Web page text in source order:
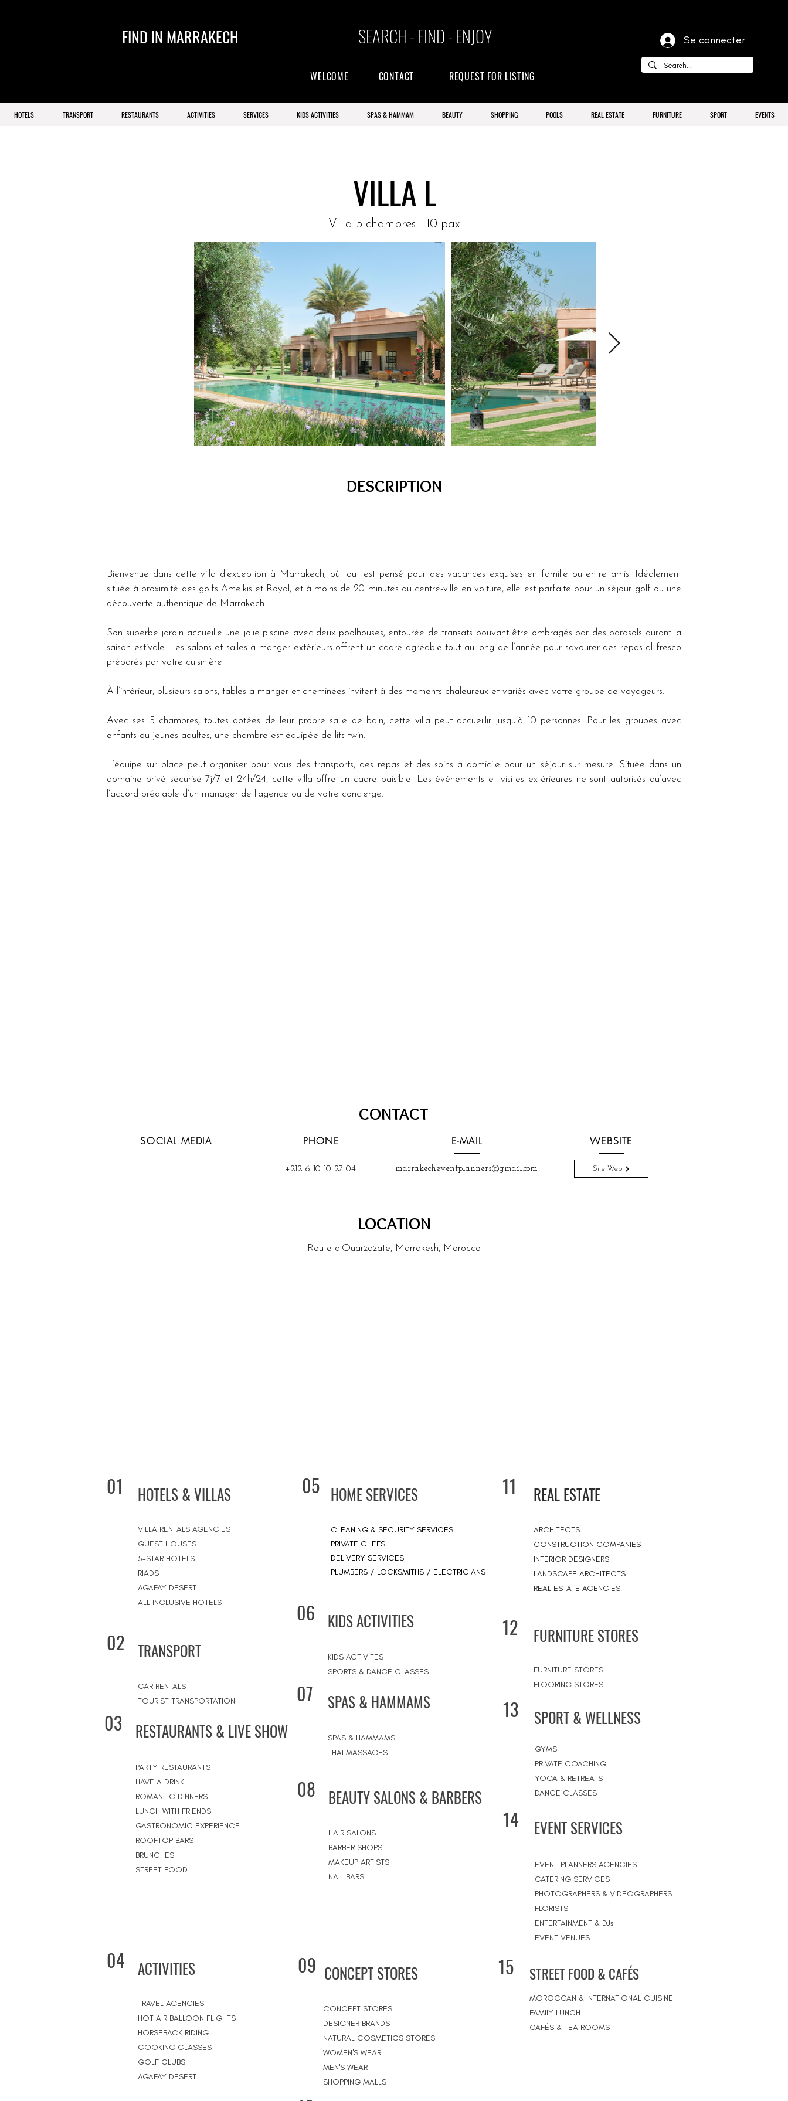
FIND IN MARRAKECH SEARCH - FIND - ENJOY
WELCOME CONTACT REQUEST FOR LISTING
Se connecter
HOTELS TRANSPORT RESTAURANTS ACTIVITIES SERVICES KIDS ACTIVITIES SPAS & HAMMAM BEAUTY SHOPPING POOLS REAL ESTATE FURNITURE SPORT EVENTS
VILLA L
Villa 5 chambres - 10 pax
DESCRIPTION
Bienvenue dans cette villa d’exception à Marrakech, où tout est pensé pour des vacances exquises en famille ou entre amis. Idéalement
située à proximité des golfs Amelkis et Royal, et à moins de 20 minutes du centre-ville en voiture, elle est parfaite pour un séjour golf ou une
découverte authentique de Marrakech.
Son superbe jardin accueille une jolie piscine avec deux poolhouses, entourée de transats pouvant être ombragés par des parasols durant la
saison estivale. Les salons et salles à manger extérieurs offrent un cadre agréable tout au long de l’année pour savourer des repas al fresco
préparés par votre cuisinière.
À l’intérieur, plusieurs salons, tables à manger et cheminées invitent à des moments chaleureux et variés avec votre groupe de voyageurs.
Avec ses 5 chambres, toutes dotées de leur propre salle de bain, cette villa peut accueillir jusqu’à 10 personnes. Pour les groupes avec
enfants ou jeunes adultes, une chambre est équipée de lits twin.
L’équipe sur place peut organiser pour vous des transports, des repas et des soins à domicile pour un séjour sur mesure. Située dans un
domaine privé sécurisé 7j/7 et 24h/24, cette villa offre un cadre paisible. Les événements et visites extérieures ne sont autorisés qu’avec
l’accord préalable d’un manager de l’agence ou de votre concierge.
CONTACT
SOCIAL MEDIA PHONE E-MAIL WEBSITE
+212 6 10 10 27 04 marrakecheventplanners@gmail.com Site Web
LOCATION
Route d'Ouarzazate, Marrakesh, Morocco
01 HOTELS & VILLAS
VILLA RENTALS AGENCIES
GUEST HOUSES
5-STAR HOTELS
RIADS
AGAFAY DESERT
ALL INCLUSIVE HOTELS
02 TRANSPORT
CAR RENTALS
TOURIST TRANSPORTATION
03 RESTAURANTS & LIVE SHOW
PARTY RESTAURANTS
HAVE A DRINK
ROMANTIC DINNERS
LUNCH WITH FRIENDS
GASTRONOMIC EXPERIENCE
ROOFTOP BARS
BRUNCHES
STREET FOOD
04 ACTIVITIES
TRAVEL AGENCIES
HOT AIR BALLOON FLIGHTS
HORSEBACK RIDING
COOKING CLASSES
GOLF CLUBS
AGAFAY DESERT
05 HOME SERVICES
CLEANING & SECURITY SERVICES
PRIVATE CHEFS
DELIVERY SERVICES
PLUMBERS / LOCKSMITHS / ELECTRICIANS
11 REAL ESTATE
ARCHITECTS
CONSTRUCTION COMPANIES
INTERIOR DESIGNERS
LANDSCAPE ARCHITECTS
REAL ESTATE AGENCIES
06 KIDS ACTIVITIES
KIDS ACTIVITES
SPORTS & DANCE CLASSES
12 FURNITURE STORES
FURNITURE STORES
FLOORING STORES
07 SPAS & HAMMAMS
SPAS & HAMMAMS
THAI MASSAGES
08 BEAUTY SALONS & BARBERS
HAIR SALONS
BARBER SHOPS
MAKEUP ARTISTS
NAIL BARS
13 SPORT & WELLNESS
GYMS
PRIVATE COACHING
YOGA & RETREATS
DANCE CLASSES
14 EVENT SERVICES
EVENT PLANNERS AGENCIES
CATERING SERVICES
PHOTOGRAPHERS & VIDEOGRAPHERS
FLORISTS
ENTERTAINMENT & DJs
EVENT VENUES
09 CONCEPT STORES
CONCEPT STORES
DESIGNER BRANDS
NATURAL COSMETICS STORES
WOMEN'S WEAR
MEN'S WEAR
SHOPPING MALLS
15 STREET FOOD & CAFÉS
MOROCCAN & INTERNATIONAL CUISINE
FAMILY LUNCH
CAFÉS & TEA ROOMS